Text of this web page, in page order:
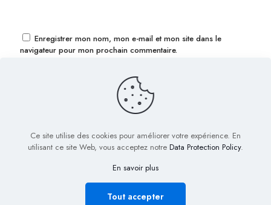
Enregistrer mon nom, mon e-mail et mon site dans le
navigateur pour mon prochain commentaire.
© 2022 Biig.fr - Tous droits réservés
Plan de Site
Mentions légales Nous contacter
Ce site utilise des cookies pour améliorer votre expérience. En
utilisant ce site Web, vous acceptez notre Data Protection Policy.
En savoir plus
Tout accepter